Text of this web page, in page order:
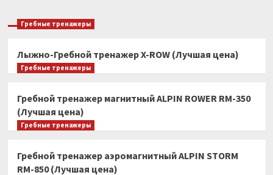
Гребные тренажеры
Лыжно-Гребной тренажер X-ROW (Лучшая цена)
Гребные тренажеры
Гребной тренажер магнитный ALPIN ROWER RM-350
(Лучшая цена)
Гребные тренажеры
Гребной тренажер аэромагнитный ALPIN STORM
RM-850 (Лучшая цена)